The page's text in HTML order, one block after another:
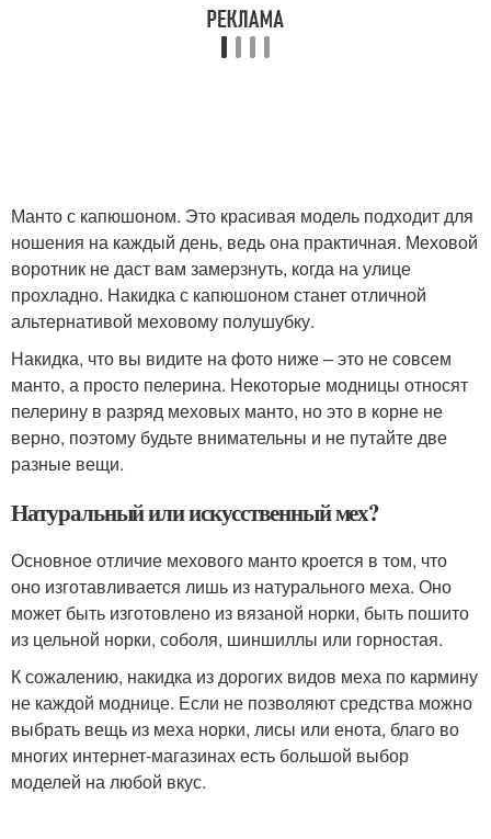
Манто с капюшоном. Это красивая модель подходит для
ношения на каждый день, ведь она практичная. Меховой
воротник не даст вам замерзнуть, когда на улице
прохладно. Накидка с капюшоном станет отличной
альтернативой меховому полушубку.
Накидка, что вы видите на фото ниже – это не совсем
манто, а просто пелерина. Некоторые модницы относят
пелерину в разряд меховых манто, но это в корне не
верно, поэтому будьте внимательны и не путайте две
разные вещи.
Натуральный или искусственный мех?
Основное отличие мехового манто кроется в том, что
оно изготавливается лишь из натурального меха. Оно
может быть изготовлено из вязаной норки, быть пошито
из цельной норки, соболя, шиншиллы или горностая.
К сожалению, накидка из дорогих видов меха по кармину
не каждой моднице. Если не позволяют средства можно
выбрать вещь из меха норки, лисы или енота, благо во
многих интернет-магазинах есть большой выбор
моделей на любой вкус.